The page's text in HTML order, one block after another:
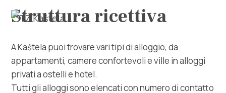
Struttura ricettiva
A Kaštela puoi trovare vari tipi di alloggio, da
appartamenti, camere confortevoli e ville in alloggi
privati ​​a ostelli e hotel.
Tutti gli alloggi sono elencati con numero di contatto